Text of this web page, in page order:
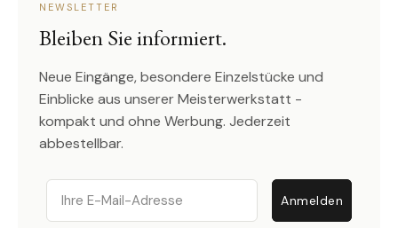
NEWSLETTER
Bleiben Sie informiert.
Neue Eingänge, besondere Einzelstücke und
Einblicke aus unserer Meisterwerkstatt -
kompakt und ohne Werbung. Jederzeit
abbestellbar.
Email
Anmelden